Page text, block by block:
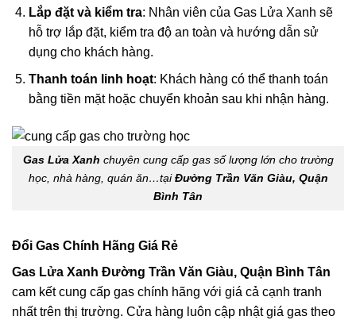
Lắp đặt và kiểm tra: Nhân viên của Gas Lửa Xanh sẽ
hỗ trợ lắp đặt, kiểm tra độ an toàn và hướng dẫn sử
dụng cho khách hàng.
Thanh toán linh hoạt: Khách hàng có thể thanh toán
bằng tiền mặt hoặc chuyển khoản sau khi nhận hàng.
Gas Lửa Xanh chuyên cung cấp gas số lượng lớn cho trường
học, nhà hàng, quán ăn…tạiĐường Trần Văn Giàu, Quận
Bình Tân
Đổi Gas Chính Hãng Giá Rẻ
Gas Lửa Xanh Đường Trần Văn Giàu, Quận Bình Tân
cam kết cung cấp gas chính hãng với giá cả cạnh tranh
nhất trên thị trường. Cửa hàng luôn cập nhật giá gas theo